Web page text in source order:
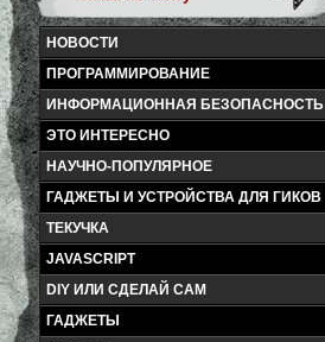
НОВОСТИ
ПРОГРАММИРОВАНИЕ
ИНФОРМАЦИОННАЯ БЕЗОПАСНОСТЬ
ЭТО ИНТЕРЕСНО
НАУЧНО-ПОПУЛЯРНОЕ
ГАДЖЕТЫ И УСТРОЙСТВА ДЛЯ ГИКОВ
ТЕКУЧКА
JAVASCRIPT
DIY ИЛИ СДЕЛАЙ САМ
ГАДЖЕТЫ